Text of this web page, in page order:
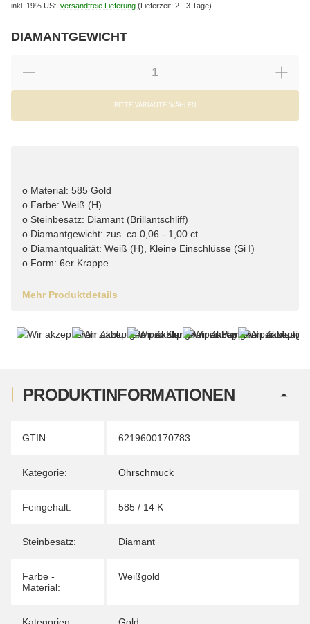
inkl. 19% USt. versandfreie Lieferung (Lieferzeit: 2 - 3 Tage)
DIAMANTGEWICHT
BITTE VARIANTE WÄHLEN
o Material: 585 Gold
o Farbe: Weiß (H)
o Steinbesatz: Diamant (Brillantschliff)
o Diamantgewicht: zus. ca 0,06 - 1,00 ct.
o Diamantqualität: Weiß (H), Kleine Einschlüsse (Si I)
o Form: 6er Krappe
Mehr Produktdetails
PRODUKTINFORMATIONEN
Produkteigenschaft
Wert
GTIN: 6219600170783
Kategorie: Ohrschmuck
Feingehalt: 585 / 14 K
Steinbesatz: Diamant
Farbe -
Material:
Weißgold
Kategorien: Gold